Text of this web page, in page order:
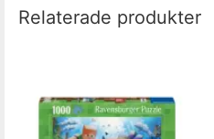
Relaterade produkter